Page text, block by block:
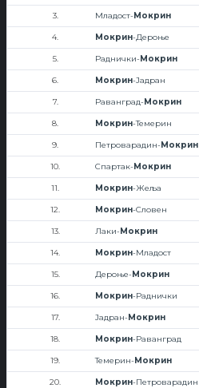
3. Младост-Мокрин
4. Мокрин-Дероње
5. Раднички-Мокрин
6. Мокрин-Јадран
7. Раванград-Мокрин
8. Мокрин-Темерин
9. Петроварадин-Мокрин
10. Спартак-Мокрин
11. Мокрин-Жеља
12. Мокрин-Словен
13. Лаки-Мокрин
14. Мокрин-Младост
15. Дероње-Мокрин
16. Мокрин-Раднички
17. Јадран-Мокрин
18. Мокрин-Раванград
19. Темерин-Мокрин
20. Мокрин-Петроварадин